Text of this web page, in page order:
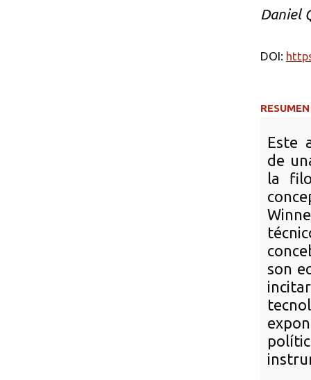
Daniel
DOI:
RESUMEN
Este
de
la
son